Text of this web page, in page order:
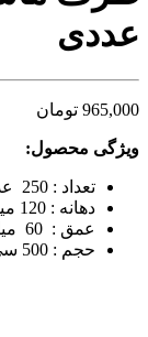
عددی
965,000 تومان
ویژگی محصول:
تعداد : 250 عدد
دهانه : 120 میلیمتر
عمق : 60 میلیمتر
حجم : 500 سی سی